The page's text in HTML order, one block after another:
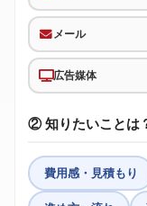
メール
広告媒体
② 知りたいことは
費用感・見積もり